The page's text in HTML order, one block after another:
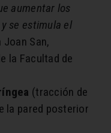
aumentar los
se estimula el
Joan San,
la Facultad de
(tracción de
la pared posterior